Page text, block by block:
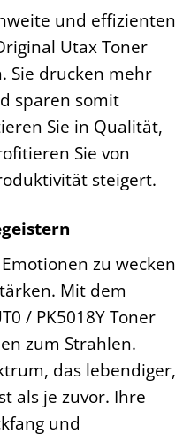
und effizienten
Utax Toner
Sie drucken mehr
sparen somit
Sie in Qualität,
Sie von
steigert.
zu wecken
Mit dem
/ PK5018Y Toner
zum Strahlen.
das lebendiger,
als je zuvor. Ihre
und